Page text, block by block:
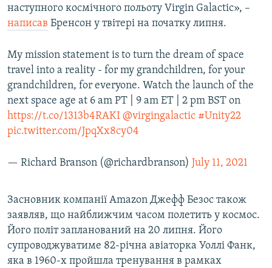
Усі сайти RFE/RL
наступного космічного польоту Virgin Galactic», –
написав Бренсон у твітері на початку липня.
My mission statement is to turn the dream of space
travel into a reality - for my grandchildren, for your
grandchildren, for everyone. Watch the launch of the
next space age at 6 am PT | 9 am ET | 2 pm BST on
https://t.co/1313b4RAKI @virgingalactic #Unity22
pic.twitter.com/JpqXx8cy04
— Richard Branson (@richardbranson) July 11, 2021
Засновник компанії Amazon Джефф Безос також
заявляв, що найближчим часом полетить у космос.
Його політ запланований на 20 липня. Його
супроводжуватиме 82-річна авіаторка Уоллі Фанк,
яка в 1960-х пройшла тренування в рамках